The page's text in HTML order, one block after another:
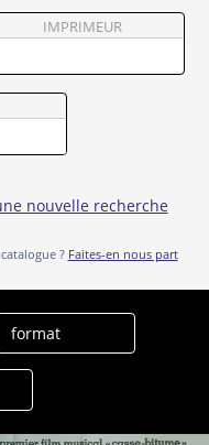
IMPRIMEUR
nouvelle recherche
? Faites-en nous part